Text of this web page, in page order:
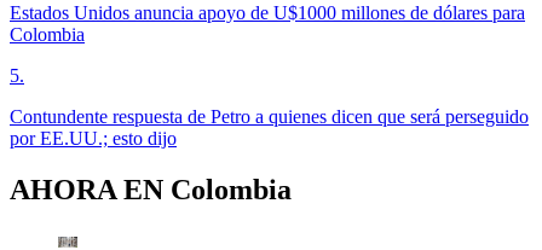
Estados Unidos anuncia apoyo de U$1000 millones de dólares para
Colombia
5.
Contundente respuesta de Petro a quienes dicen que será perseguido
por EE.UU.; esto dijo
AHORA EN Colombia